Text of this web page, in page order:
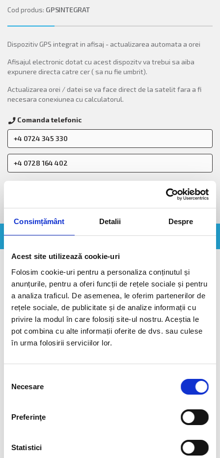
Consimțământ Detalii Despre
Acest site utilizează cookie-uri
Folosim cookie-uri pentru a personaliza conținutul și
anunțurile, pentru a oferi funcții de rețele sociale și pentru
a analiza traficul. De asemenea, le oferim partenerilor de
rețele sociale, de publicitate și de analize informații cu
privire la modul în care folosiți site-ul nostru. Aceștia le
pot combina cu alte informații oferite de dvs. sau culese
în urma folosirii serviciilor lor.
consimțământului
Necesare
Preferinţe
Statistici
Cod produs: GPSINTEGRAT
Dispozitiv GPS integrat in afisaj - actualizarea automata a orei
Afisajul electronic dotat cu acest dispozitv va trebui sa aiba
expunere directa catre cer ( sa nu fie umbrit).
Actualizarea orei / datei se va face direct de la satelit fara a fi
necesara conexiunea cu calculatorul.
call Comanda telefonic
+4 0724 345 330
+4 0728 164 402
Detalii tehnice
Detalii tehnice
Categorie DISPOZITIVE PROGRAMARE / COMUNICATIE
keyboard_arrow_left keyboard_arrow_right